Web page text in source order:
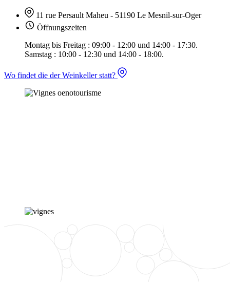
11 rue Persault Maheu - 51190 Le Mesnil-sur-Oger
Öffnungszeiten
Montag bis Freitag : 09:00 - 12:00 und 14:00 - 17:30.
Samstag : 10:00 - 12:30 und 14:00 - 18:00.
Wo findet die der Weinkeller statt?